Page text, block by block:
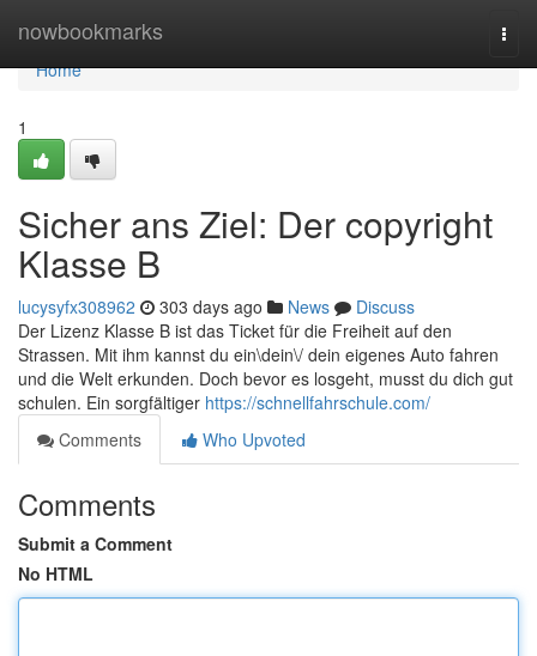
nowbookmarks
Home
Home
1
Sicher ans Ziel: Der copyright
Klasse B
lucysyfx308962 303 days ago News
Discuss
Der Lizenz Klasse B ist das Ticket für die Freiheit auf den
Strassen. Mit ihm kannst du ein\dein\/ dein eigenes Auto fahren
und die Welt erkunden. Doch bevor es losgeht, musst du dich gut
schulen. Ein sorgfältiger https://schnellfahrschule.com/
Comments
Who Upvoted
Comments
Submit a Comment
No HTML